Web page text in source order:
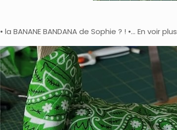
• la BANANE BANDANA de Sophie ? ! •… En voir plus